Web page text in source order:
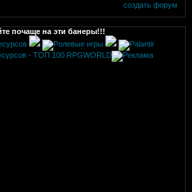
создать форум
почаще на эти банеры!!!